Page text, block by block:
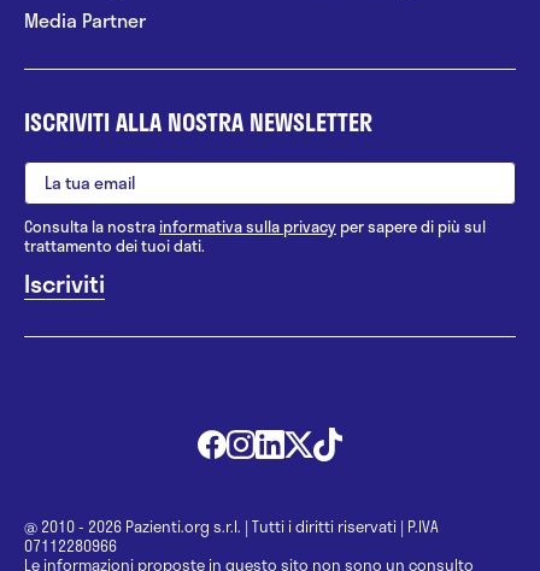
Media Partner
ISCRIVITI ALLA NOSTRA NEWSLETTER
Consulta la nostrainformativa sulla privacy per sapere di più sul
trattamento dei tuoi dati.
@ 2010 - 2026 Pazienti.org s.r.l. | Tutti i diritti riservati | P.IVA
07112280966
Le informazioni proposte in questo sito non sono un consulto